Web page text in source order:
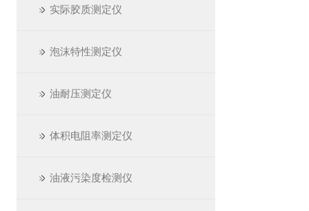
实际胶质测定仪
泡沫特性测定仪
油耐压测定仪
体积电阻率测定仪
油液污染度检测仪